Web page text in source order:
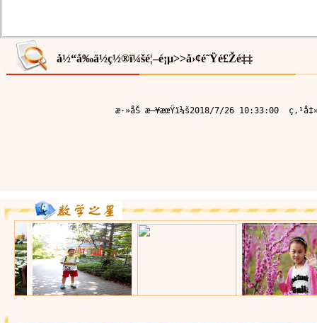
å½“å‰ä½ç½®ï¼šé¦–é¡µ>>å›¢é˜Ÿé£Žé‡‡
æ·»åŠ æ—¥æœŸï¼š2018/7/26 10:33:00